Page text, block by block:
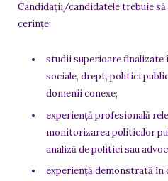
Candidații/candidatele trebuie
cerințe:
studii superioare finalizate
sociale, drept, politici
domenii conexe;
experiență profesională
monitorizarea politicilor
analiză de politici sau
experiență demonstrată în